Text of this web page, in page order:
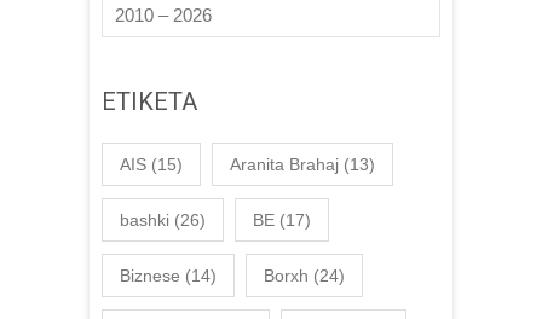
2010 – 2026
ETIKETA
AIS (15) Aranita Brahaj (13)
bashki (26) BE (17)
Biznese (14) Borxh (24)